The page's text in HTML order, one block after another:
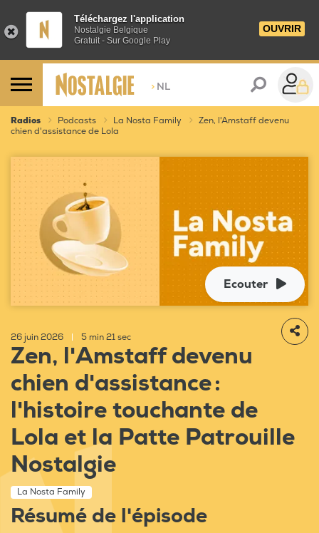
Téléchargez l'application
Nostalgie Belgique
Gratuit - Sur Google Play
OUVRIR
> NL
Radios Podcasts La Nosta Family
Zen, l'Amstaff devenu
chien d'assistance de Lola
Ecouter
26 juin 2026 5 min 21 sec
Zen, l'Amstaff devenu
chien d'assistance :
l'histoire touchante de
Lola et la Patte Patrouille
Nostalgie
La Nosta Family
Résumé de l'épisode